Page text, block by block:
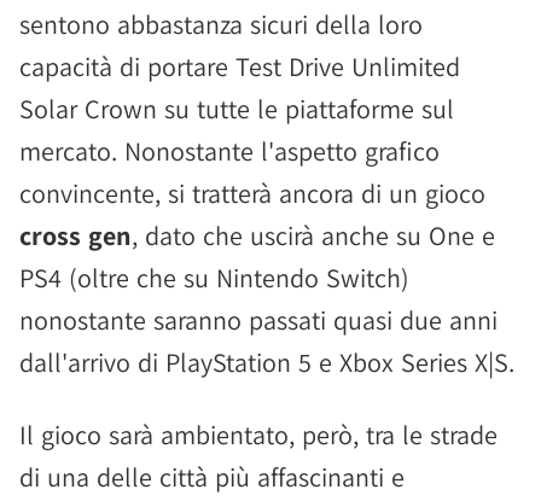
sentono abbastanza sicuri della loro
capacità di portare Test Drive Unlimited
Solar Crown su tutte le piattaforme sul
mercato. Nonostante l'aspetto grafico
convincente, si tratterà ancora di un gioco
cross gen, dato che uscirà anche su One e
PS4 (oltre che su Nintendo Switch)
nonostante saranno passati quasi due anni
dall'arrivo di PlayStation 5 e Xbox Series X|S.
Il gioco sarà ambientato, però, tra le strade
di una delle città più affascinanti e